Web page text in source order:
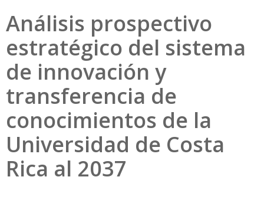
Análisis prospectivo
estratégico del sistema
de innovación y
transferencia de
conocimientos de la
Universidad de Costa
Rica al 2037